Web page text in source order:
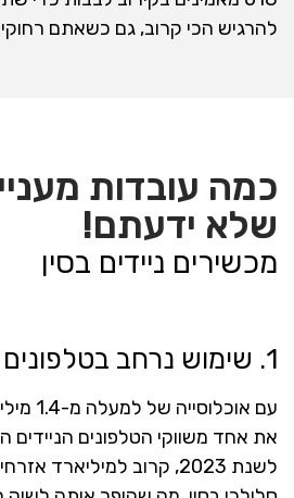
להרגיש הכי קרוב, גם כשאתם
כמה עובדות
שלא ידעתם!
מכשירים ניידים בסין
1. שימוש נרחב בטלפונים ניידים:
עם
את אחד משווקי הטלפונים הניידים
לשנת 2023, קרוב